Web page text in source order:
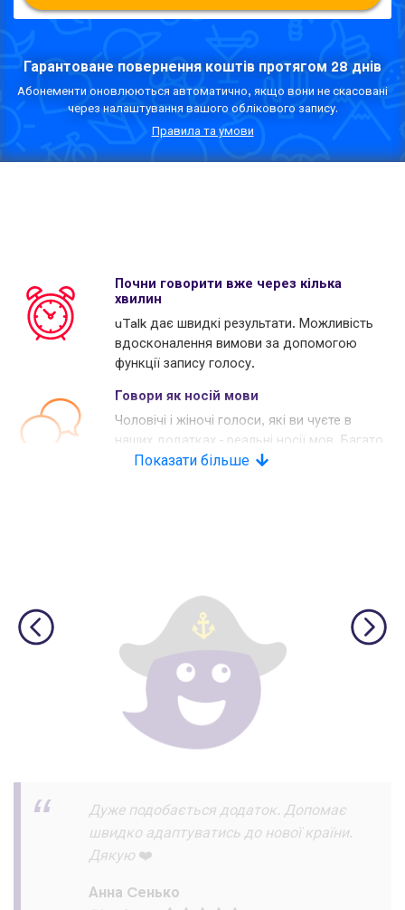
Гарантоване повернення коштів протягом 28 днів
Абонементи оновлюються автоматично, якщо вони не скасовані
через налаштування вашого облікового запису.
Правила та умови
Почни говорити вже через кілька
хвилин
uTalk дає швидкі результати. Можливість
вдосконалення вимови за допомогою
функції запису голосу.
Говори як носій мови
Чоловічі і жіночі голоси, які ви чуєте в
наших додатках - реальні носії мов. Багато
наших конкурентів використовують
Показати більше
I love this app! I am learning Serbian,
which is a relatively rare language on
language apps but I’m blown away by how
I feel like each language has a lot of care
given to it. I love that native speakers are
used instead of a stupid AI voice or
speaking practice - this is one of the only